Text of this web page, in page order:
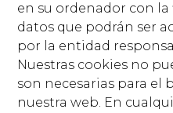
en su ordenador con
datos que podrán ser
por la entidad
Nuestras cookies no
son necesarias para
nuestra web. En